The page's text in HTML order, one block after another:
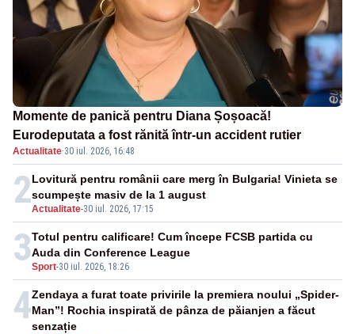
Momente de panică pentru Diana Șoșoacă!
Eurodeputata a fost rănită într-un accident rutier
Actualitate·30 iul. 2026, 16:48
2Actualitate-30 iul. 2026, 17:15
Lovitură pentru românii care merg în Bulgaria! Vinieta se
scumpește masiv de la 1 august
3Sport-30 iul. 2026, 18:26
Totul pentru calificare! Cum începe FCSB partida cu
Auda din Conference League
4Zendaya a furat toate privirile la premiera noului „Spider-
Man”! Rochia inspirată de pânza de păianjen a făcut
senzație